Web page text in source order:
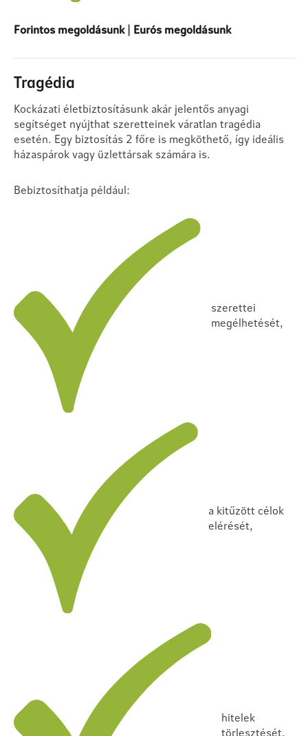
Forintos megoldásunk| Eurós megoldásunk
Tragédia
Kockázati életbiztosításunk akár jelentős anyagi
segítséget nyújthat szeretteinek váratlan tragédia
esetén. Egy biztosítás 2 főre is megköthető, így ideális
házaspárok vagy üzlettársak számára is.
Bebiztosíthatja például:
szerettei
megélhetését,
a kitűzött célok
elérését,
hitelek
törlesztését.